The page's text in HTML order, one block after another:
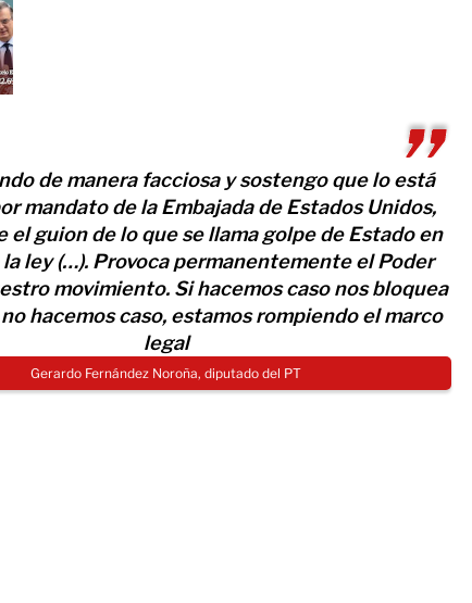
de manera facciosa y sostengo que lo está
mandato de la Embajada de Estados Unidos,
el guion de lo que se llama golpe de Estado en
ley (…). Provoca permanentemente el Poder
movimiento. Si hacemos caso nos bloquea
hacemos caso, estamos rompiendo el marco
legal
Gerardo Fernández Noroña, diputado del PT